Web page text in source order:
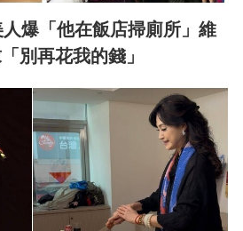
爆「他在飯店掃廁所」維
別再花我的錢」